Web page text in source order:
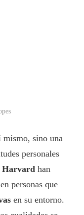
mismo, sino una
personales
Harvard han
personas que
en su entorno.